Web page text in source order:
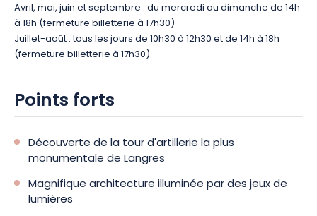
Avril, mai, juin et septembre : du mercredi au dimanche de 14h
à 18h (fermeture billetterie à 17h30)
Juillet-août : tous les jours de 10h30 à 12h30 et de 14h à 18h
(fermeture billetterie à 17h30).
Points forts
Découverte de la tour d'artillerie la plus
monumentale de Langres
Magnifique architecture illuminée par des jeux de
lumières